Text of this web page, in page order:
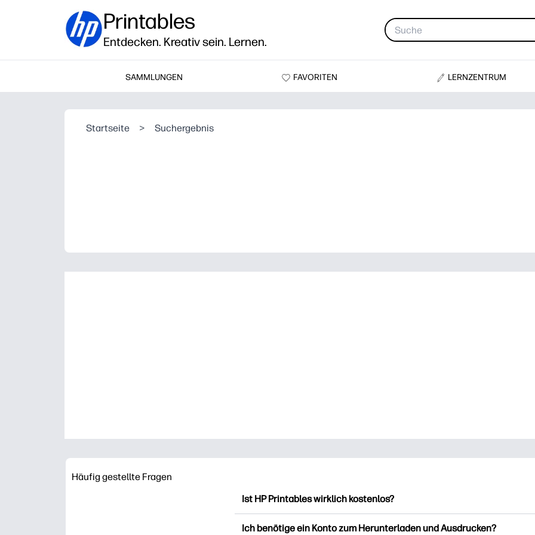
Printables
Entdecken. Kreativ sein. Lernen.
SAMMLUNGEN FAVORITEN LERNZENTRUM
Startseite > Suchergebnis
Häufig gestellte Fragen
Ist HP Printables wirklich kostenlos?
Ich benötige ein Konto zum Herunterladen und Ausdrucken?